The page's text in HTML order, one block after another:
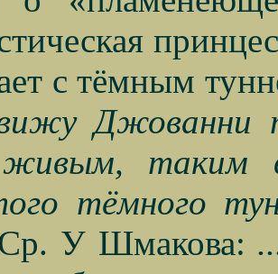
с тёмным
таким
тёмного
У Шмакова: